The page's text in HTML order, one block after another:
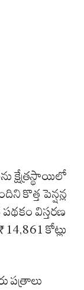
క్షేత్రస్థాయిలో
కొత్త పెన్షన్ల
విస్తరణ
కోట్లు
పత్రాలు